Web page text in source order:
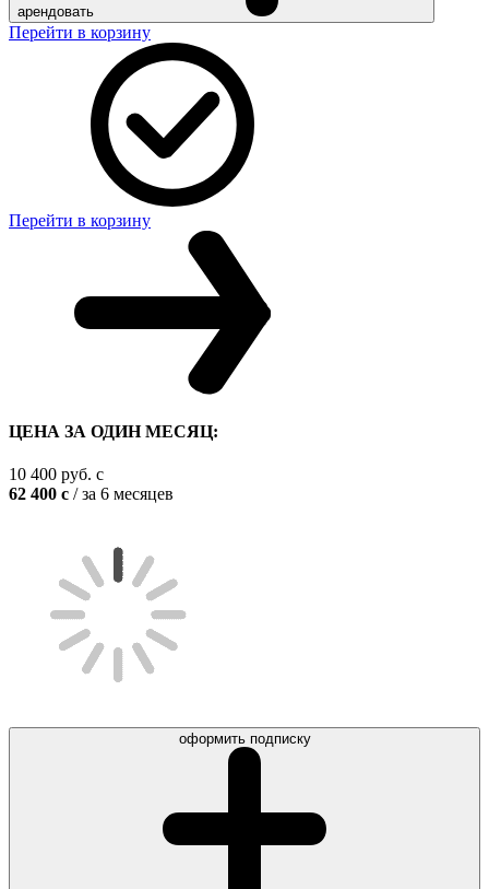
арендовать
Перейти в корзину
Перейти в корзину
ЦЕНА ЗА ОДИН МЕСЯЦ:
10 400 руб. c
62 400 c / за 6 месяцев
оформить подписку